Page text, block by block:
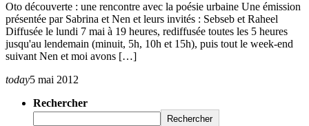
Oto découverte : une rencontre avec la poésie urbaine Une émission
présentée par Sabrina et Nen et leurs invités : Sebseb et Raheel
Diffusée le lundi 7 mai à 19 heures, rediffusée toutes les 5 heures
jusqu'au lendemain (minuit, 5h, 10h et 15h), puis tout le week-end
suivant Nen et moi avons […]
today5 mai 2012
Rechercher
Rechercher